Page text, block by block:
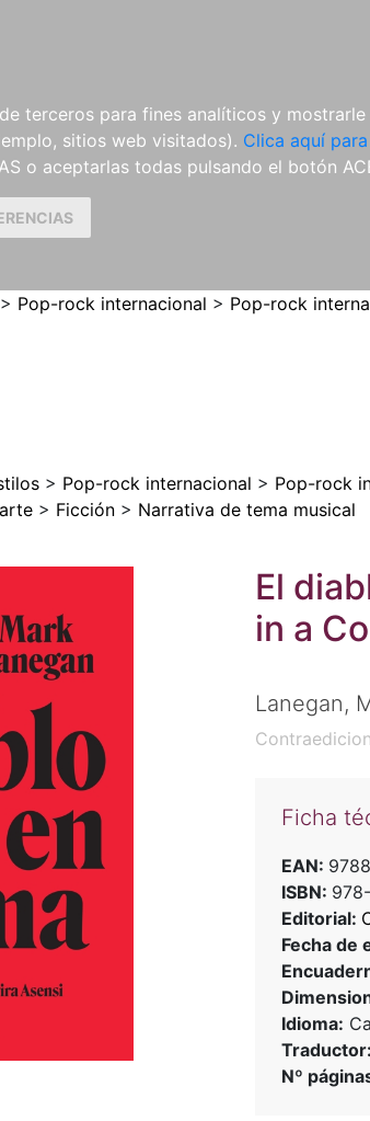
terceros para fines analíticos y
sitios web visitados). Clica aquí
o aceptarlas todas pulsando el botón
PARTITURAS Y EDICIONES
CRÍTICAS
REVISTAS
> Pop-rock internacional > Pop-rock
> Pop-rock internacional > Pop-rock
> Ficción > Narrativa de tema musical
El
in a
Lanegan,
Ficha
EAN:
ISBN:
Editorial:
Fecha de
Idioma:
Traductor:
Nº